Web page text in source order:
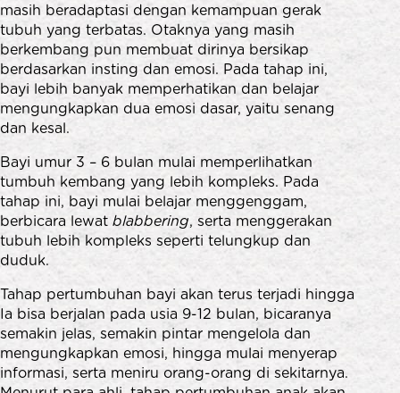
masih beradaptasi dengan kemampuan gerak
tubuh yang terbatas. Otaknya yang masih
berkembang pun membuat dirinya bersikap
berdasarkan insting dan emosi. Pada tahap ini,
bayi lebih banyak memperhatikan dan belajar
mengungkapkan dua emosi dasar, yaitu senang
dan kesal.
Bayi umur 3 – 6 bulan mulai memperlihatkan
tumbuh kembang yang lebih kompleks. Pada
tahap ini, bayi mulai belajar menggenggam,
berbicara lewat blabbering, serta menggerakan
tubuh lebih kompleks seperti telungkup dan
duduk.
Tahap pertumbuhan bayi akan terus terjadi hingga
Ia bisa berjalan pada usia 9-12 bulan, bicaranya
semakin jelas, semakin pintar mengelola dan
mengungkapkan emosi, hingga mulai menyerap
informasi, serta meniru orang-orang di sekitarnya.